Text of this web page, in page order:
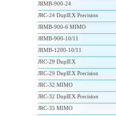
JRMB-900-24
JRC-24 DuplEX Precision
JRMB-900-6 MIMO
JRMB-900-10/11
JRMB-1200-10/11
JRC-29 DuplEX
JRC-29 DuplEX Precision
JRC-32 MIMO
JRC-32 DuplEX Precision
JRC-35 MIMO